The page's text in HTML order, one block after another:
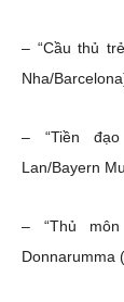
– “Cầu thủ
Nha/
– “Tiền
Lan/Bayern
– “Thủ môn
Donnarumma